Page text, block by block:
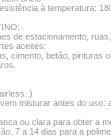
à temperatura:
de estacionamento,
aceites:
cimento, betão, pinturas
misturar antes do uso:
ou clara para obter a
7 a 14 dias para a